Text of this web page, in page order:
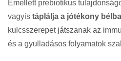
Emellett prebiotikus
vagyis táplálja a jótékony
kulcsszerepet játszanak az
és a gyulladásos folyamatok